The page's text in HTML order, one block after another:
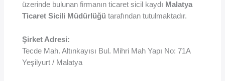
üzerinde bulunan firmanın ticaret sicil kaydı Malatya
Ticaret Sicili Müdürlüğü tarafından tutulmaktadır.
Şirket Adresi:
Tecde Mah. Altınkayısı Bul. Mihri Mah Yapı No: 71A
Yeşilyurt / Malatya